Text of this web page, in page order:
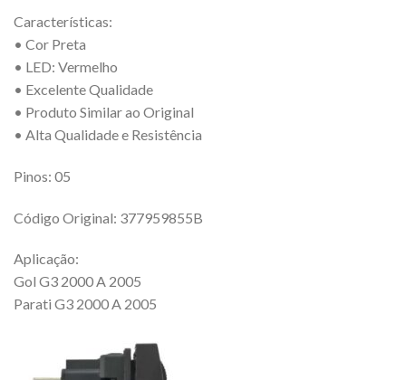
Características:
• Cor Preta
• LED: Vermelho
• Excelente Qualidade
• Produto Similar ao Original
• Alta Qualidade e Resistência
Pinos: 05
Código Original: 377959855B
Aplicação:
Gol G3 2000 A 2005
Parati G3 2000 A 2005